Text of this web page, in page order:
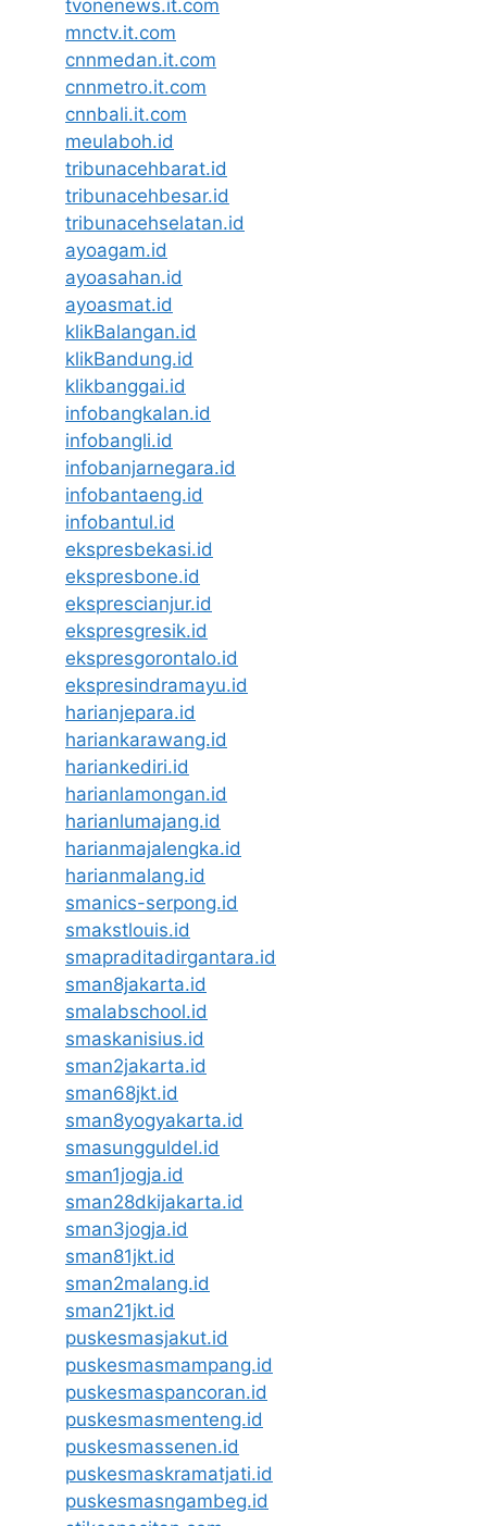
tvonenews.it.com
mnctv.it.com
cnnmedan.it.com
cnnmetro.it.com
cnnbali.it.com
meulaboh.id
tribunacehbarat.id
tribunacehbesar.id
tribunacehselatan.id
ayoagam.id
ayoasahan.id
ayoasmat.id
klikBalangan.id
klikBandung.id
klikbanggai.id
infobangkalan.id
infobangli.id
infobanjarnegara.id
infobantaeng.id
infobantul.id
ekspresbekasi.id
ekspresbone.id
eksprescianjur.id
ekspresgresik.id
ekspresgorontalo.id
ekspresindramayu.id
harianjepara.id
hariankarawang.id
hariankediri.id
harianlamongan.id
harianlumajang.id
harianmajalengka.id
harianmalang.id
smanics-serpong.id
smakstlouis.id
smapraditadirgantara.id
sman8jakarta.id
smalabschool.id
smaskanisius.id
sman2jakarta.id
sman68jkt.id
sman8yogyakarta.id
smasungguldel.id
sman1jogja.id
sman28dkijakarta.id
sman3jogja.id
sman81jkt.id
sman2malang.id
sman21jkt.id
puskesmasjakut.id
puskesmasmampang.id
puskesmaspancoran.id
puskesmasmenteng.id
puskesmassenen.id
puskesmaskramatjati.id
puskesmasngambeg.id